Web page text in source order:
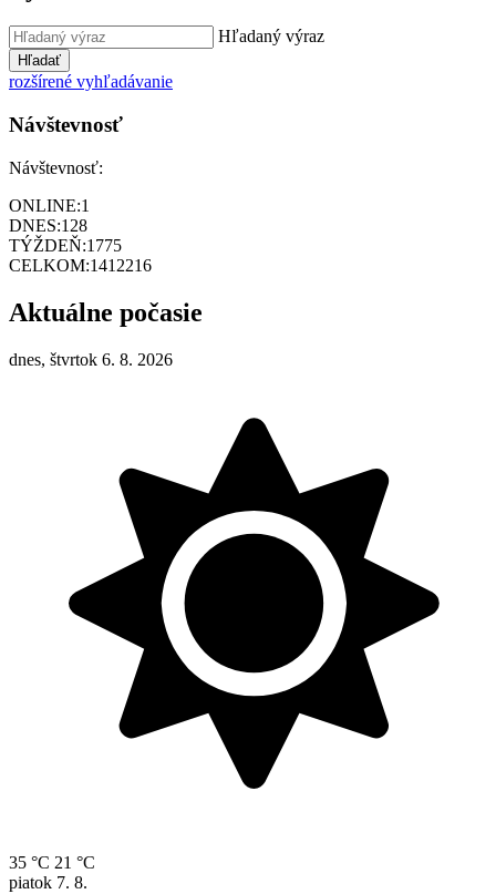
Hľadaný výraz
Hľadať
rozšírené vyhľadávanie
Návštevnosť
Návštevnosť:
ONLINE:1
DNES:128
TÝŽDEŇ:1775
CELKOM:1412216
Aktuálne počasie
dnes, štvrtok 6. 8. 2026
35 °C 21 °C
piatok 7. 8.